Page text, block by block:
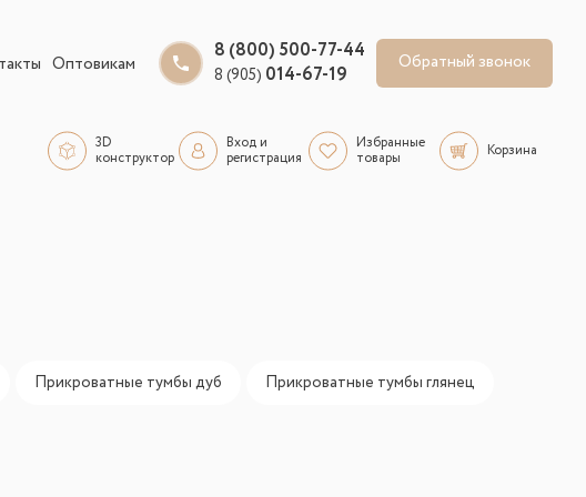
Оптовикам
8 (800) 500-77-44
8 (905) 014-67-19 Обратный звонок
3D
конструктор
Вход и
регистрация
Избранные
товары
Корзина
Прикроватные тумбы дуб Прикроватные тумбы глянец